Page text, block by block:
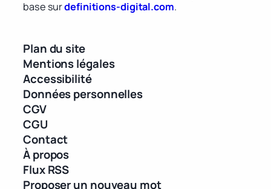
base surdefinitions-digital.com.
Plan du site
Mentions légales
Accessibilité
Données personnelles
CGV
CGU
Contact
À propos
Flux RSS
Proposer un nouveau mot